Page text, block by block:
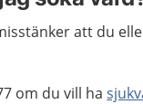
att du
om du vill ha